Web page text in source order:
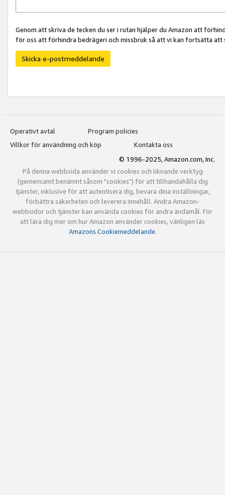
Genom att skriva de tecken du ser i rutan hjälper du Amazon att
för oss att förhindra bedrägeri och missbruk så att vi kan fortsätta
Skicka e-postmeddelande
Operativt avtal
Program policies
Villkor för användning och köp
Kontakta oss
© 1996-2025, Amazon.com, Inc.
På denna webbsida använder vi cookies och liknande verktyg
(gemensamt benämnt såsom "cookies") för att tillhandahålla dig
tjänster, inklusive för att autentisera dig, bevara dina inställningar,
förbättra säkerheten och leverera innehåll. Andra Amazon-
webbsidor och tjänster kan använda cookies för andra ändamål. För
att lära dig mer om hur Amazon använder cookies, vänligen läs
Amazons Cookiemeddelande.